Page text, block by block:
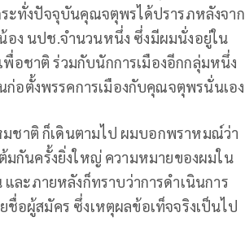
ระทั่งปัจจุบันคุณจตุพรได้ปรารภหลังจาก
อง นปช.จำนวนหนึ่ง ซึ่งมีผมนั่งอยู่ใน
อชาติ ร่วมกับนักการเมืองอีกกลุ่มหนึ่ง
ก่อตั้งพรรคการเมืองกับคุณจตุพรนั่นเอง
ชาติ ก็เดินตามไป ผมบอกพราหมณ์ว่า
ต้มกันครั้งยิ่งใหญ่ ความหมายของผมใน
ะภายหลังก็ทราบว่าการดำเนินการ
ชื่อผู้สมัคร ซึ่งเหตุผลข้อเท็จจริงเป็นไป